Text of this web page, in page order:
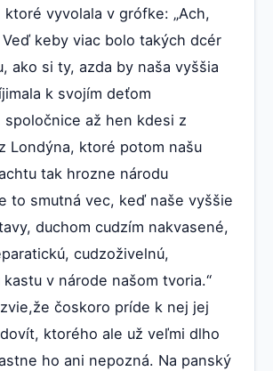
ktoré vyvolala v grófke: „Ach,
keby viac bolo takých dcér
ako si ty, azda by naša vyššia
k svojím deťom
spoločnice až hen kdesi z
Londýna, ktoré potom našu
tak hrozne národu
to smutná vec, keď naše vyššie
duchom cudzím nakvasené,
cudzoživelnú,
v národe našom tvoria.“
čoskoro príde k nej jej
ktorého ale už veľmi dlho
ho ani nepozná. Na panský